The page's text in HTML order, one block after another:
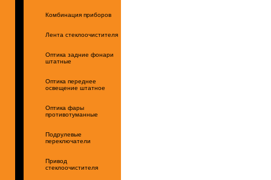
Комбинация приборов
Лента стеклоочистителя
Оптика задние фонари
штатные
Оптика переднее
освещение штатное
Оптика фары
противотуманные
Подрулевые
переключатели
Привод
стеклоочистителя